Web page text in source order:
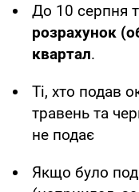
До 10 серпня
розрахунок
квартал.
Ті, хто подав
травень та
не подає
Якщо було